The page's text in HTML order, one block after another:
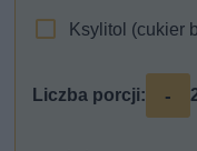
Ksylitol (cukier
Liczba porcji: -